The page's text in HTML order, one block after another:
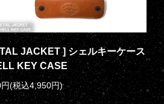
JACKET ] シェルキーケース
KEY CASE
(税込4,950円)